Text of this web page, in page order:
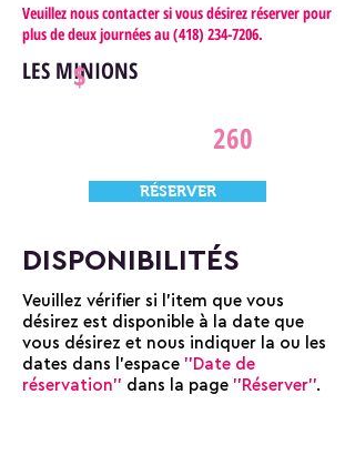
Veuillez nous contacter si vous désirez réserver pour
plus de deux journées au(418) 234-7206.
LES MINIONS
$
260
RÉSERVER
DISPONIBILITÉS
Veuillez vérifier si l'item que vous
désirez est disponible à la date que
vous désirez et nous indiquer la ou les
dates dans l'espace ''Date de
réservation'' dans la page ''Réserver''.